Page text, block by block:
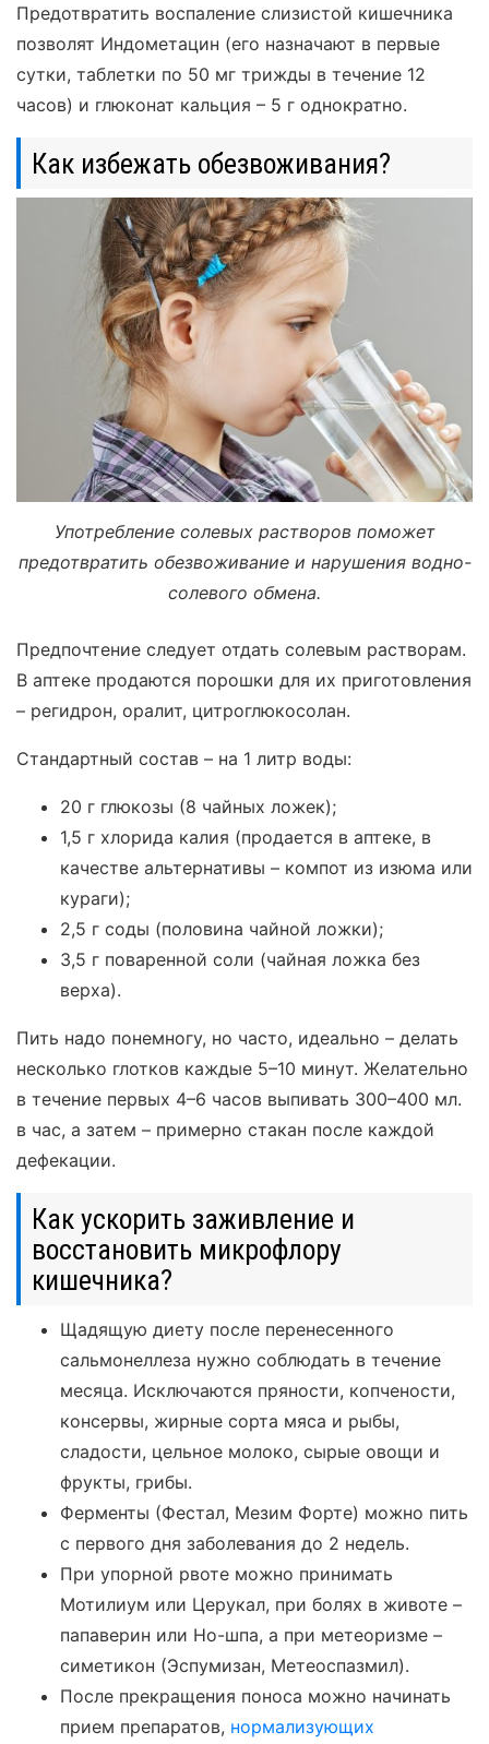
Предотвратить воспаление слизистой кишечника
позволят Индометацин (его назначают в первые
сутки, таблетки по 50 мг трижды в течение 12
часов) и глюконат кальция – 5 г однократно.
Как избежать обезвоживания?
Употребление солевых растворов поможет
предотвратить обезвоживание и нарушения водно-
солевого обмена.
Предпочтение следует отдать солевым растворам.
В аптеке продаются порошки для их приготовления
– регидрон, оралит, цитроглюкосолан.
Стандартный состав – на 1 литр воды:
20 г глюкозы (8 чайных ложек);
1,5 г хлорида калия (продается в аптеке, в
качестве альтернативы – компот из изюма или
кураги);
2,5 г соды (половина чайной ложки);
3,5 г поваренной соли (чайная ложка без
верха).
Пить надо понемногу, но часто, идеально – делать
несколько глотков каждые 5–10 минут. Желательно
в течение первых 4–6 часов выпивать 300–400 мл.
в час, а затем – примерно стакан после каждой
дефекации.
Как ускорить заживление и
восстановить микрофлору
кишечника?
Щадящую диету после перенесенного
сальмонеллеза нужно соблюдать в течение
месяца. Исключаются пряности, копчености,
консервы, жирные сорта мяса и рыбы,
сладости, цельное молоко, сырые овощи и
фрукты, грибы.
Ферменты (Фестал, Мезим Форте) можно пить
с первого дня заболевания до 2 недель.
При упорной рвоте можно принимать
Мотилиум или Церукал, при болях в животе –
папаверин или Но-шпа, а при метеоризме –
симетикон (Эспумизан, Метеоспазмил).
После прекращения поноса можно начинать
прием препаратов, нормализующих